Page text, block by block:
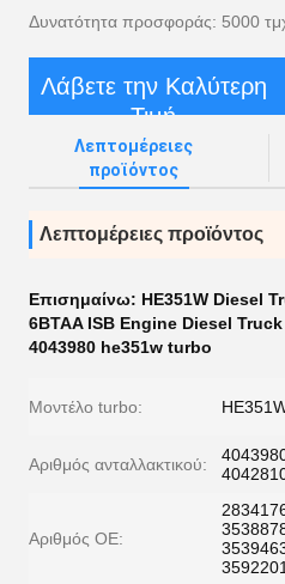
Δυνατότητα προσφοράς: 5000
Λάβετε την Καλύτερη
Τιμή
Λεπτομέρειες
προϊόντος
Λεπτομέρειες προϊόντος
Επισημαίνω: HE351W Diesel
6BTAA ISB Engine Diesel
4043980 he351w turbo
Μοντέλο turbo:
Αριθμός ανταλλακτικού:
Αριθμός ΟΕ: